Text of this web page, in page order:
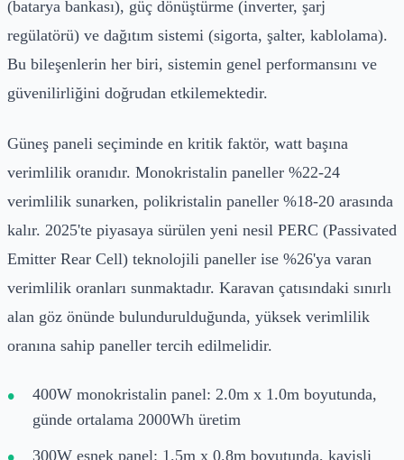
(batarya bankası), güç dönüştürme (inverter, şarj
regülatörü) ve dağıtım sistemi (sigorta, şalter, kablolama).
Bu bileşenlerin her biri, sistemin genel performansını ve
güvenilirliğini doğrudan etkilemektedir.
Güneş paneli seçiminde en kritik faktör, watt başına
verimlilik oranıdır. Monokristalin paneller %22-24
verimlilik sunarken, polikristalin paneller %18-20 arasında
kalır. 2025'te piyasaya sürülen yeni nesil PERC (Passivated
Emitter Rear Cell) teknolojili paneller ise %26'ya varan
verimlilik oranları sunmaktadır. Karavan çatısındaki sınırlı
alan göz önünde bulundurulduğunda, yüksek verimlilik
oranına sahip paneller tercih edilmelidir.
400W monokristalin panel: 2.0m x 1.0m boyutunda,
günde ortalama 2000Wh üretim
300W esnek panel: 1.5m x 0.8m boyutunda, kavisli